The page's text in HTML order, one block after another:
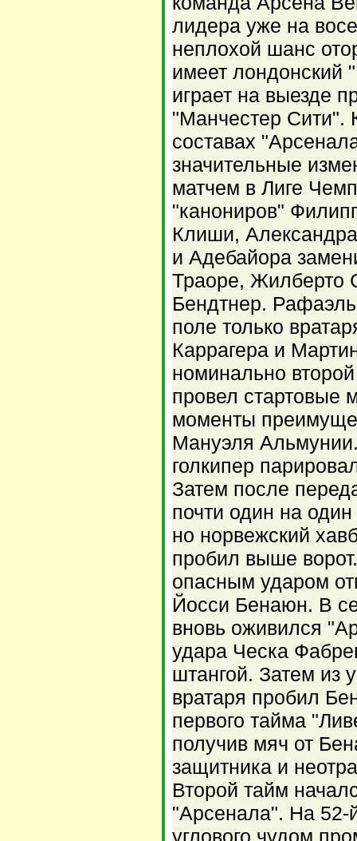
лидера уже на
неплохой шанс
имеет лондонский
играет на выезде
"Манчестер Сити".
составах
значительные
матчем в Лиге
"канониров"
Клиши,
и Адебайора
Траоре, Жилберто
Бендтнер.
поле только
Каррагера и
номинально
провел стартовые
моменты
Мануэля
голкипер
Затем после
почти один на
но норвежский
пробил выше
опасным ударом
Йосси Бенаюн. В
вновь оживился
удара Ческа
штангой. Затем из
вратаря пробил
первого тайма
получив мяч от
защитника и
Второй тайм
"Арсенала". На 52-
углового чудом